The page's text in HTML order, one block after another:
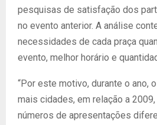
pesquisas de satisfação dos
no evento anterior. A análise
necessidades de cada praça
evento, melhor horário e
“Por este motivo, durante o ano,
mais cidades, em relação a
números de apresentações